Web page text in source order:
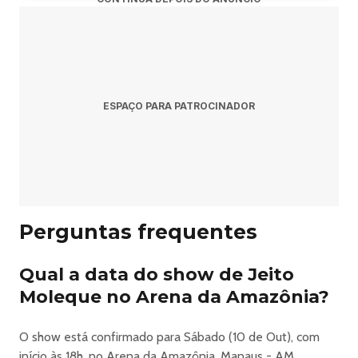
ESPAÇO PARA PATROCINADOR
Perguntas frequentes
Qual a data do show de Jeito
Moleque no Arena da Amazônia?
O show está confirmado para Sábado (10 de Out), com